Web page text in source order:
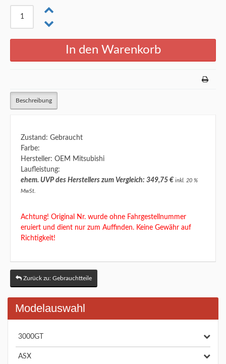
Beschreibung
Zustand: Gebraucht
Farbe:
Hersteller: OEM Mitsubishi
Laufleistung:
ehem. UVP des Herstellers zum Vergleich: 349,75 € inkl. 20 %
MwSt.
Achtung! Original Nr. wurde ohne Fahrgestellnummer
eruiert und dient nur zum Auffinden. Keine Gewähr auf
Richtigkeit!
Zurück zu: Gebrauchtteile
Modelauswahl
3000GT
ASX